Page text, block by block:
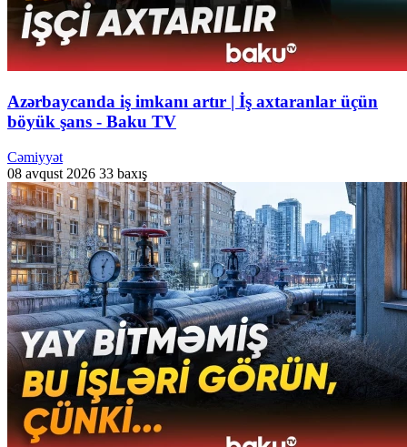
Azərbaycanda iş imkanı artır | İş axtaranlar üçün
böyük şans - Baku TV
Cəmiyyət
08 avqust 2026 33 baxış